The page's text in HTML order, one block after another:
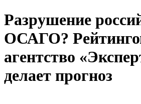
Разрушение
ОСАГО?
агентство
делает прогноз